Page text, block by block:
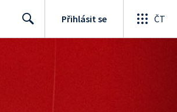
Přihlásit se ČT